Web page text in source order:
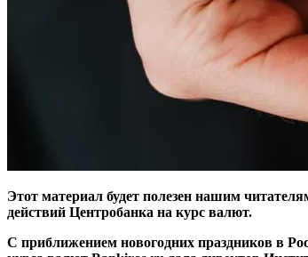
Этот материал будет полезен нашим
действий Центробанка на курс валют.
С приближением новогодних праздников в